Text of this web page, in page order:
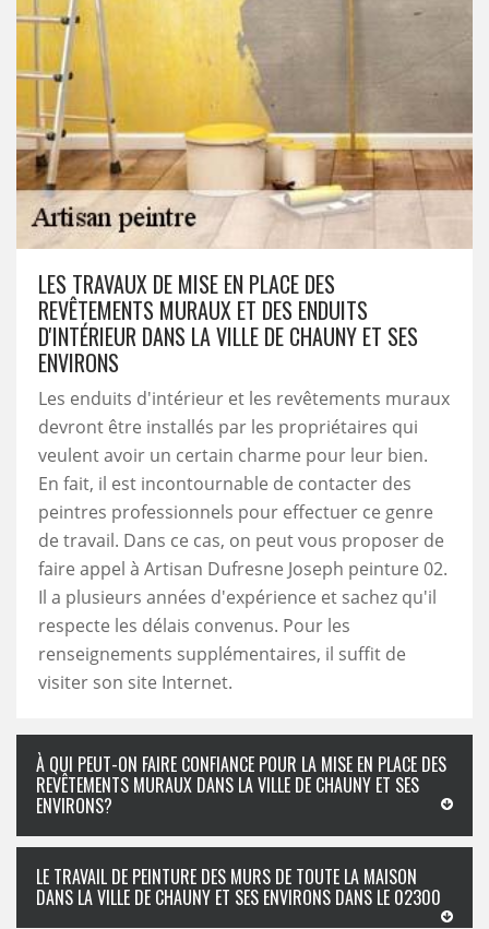
LES TRAVAUX DE MISE EN PLACE DES
REVÊTEMENTS MURAUX ET DES ENDUITS
D'INTÉRIEUR DANS LA VILLE DE CHAUNY ET SES
ENVIRONS
Les enduits d'intérieur et les revêtements muraux
devront être installés par les propriétaires qui
veulent avoir un certain charme pour leur bien.
En fait, il est incontournable de contacter des
peintres professionnels pour effectuer ce genre
de travail. Dans ce cas, on peut vous proposer de
faire appel à Artisan Dufresne Joseph peinture 02.
Il a plusieurs années d'expérience et sachez qu'il
respecte les délais convenus. Pour les
renseignements supplémentaires, il suffit de
visiter son site Internet.
À QUI PEUT-ON FAIRE CONFIANCE POUR LA MISE EN PLACE DES
REVÊTEMENTS MURAUX DANS LA VILLE DE CHAUNY ET SES
ENVIRONS?
LE TRAVAIL DE PEINTURE DES MURS DE TOUTE LA MAISON
DANS LA VILLE DE CHAUNY ET SES ENVIRONS DANS LE 02300